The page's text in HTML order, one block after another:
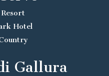
Hotel
Gallura